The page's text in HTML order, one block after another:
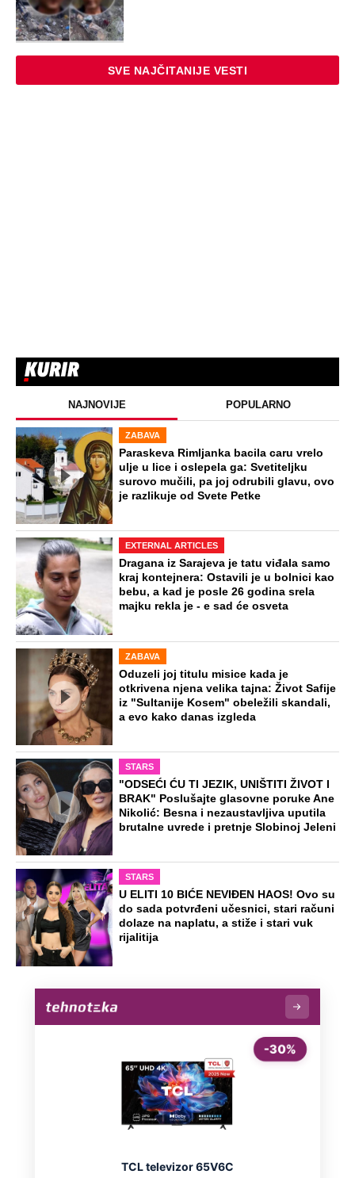
SVE NAJČITANIJE VESTI
NAJNOVIJE POPULARNO
ZABAVA
Paraskeva Rimljanka bacila caru vrelo
ulje u lice i oslepela ga: Svetiteljku
surovo mučili, pa joj odrubili glavu, ovo
je razlikuje od Svete Petke
EXTERNAL ARTICLES
Dragana iz Sarajeva je tatu viđala samo
kraj kontejnera: Ostavili je u bolnici kao
bebu, a kad je posle 26 godina srela
majku rekla je - e sad će osveta
ZABAVA
Oduzeli joj titulu misice kada je
otkrivena njena velika tajna: Život Safije
iz "Sultanije Kosem" obeležili skandali,
a evo kako danas izgleda
STARS
"ODSEĆI ĆU TI JEZIK, UNIŠTITI ŽIVOT I
BRAK" Poslušajte glasovne poruke Ane
Nikolić: Besna i nezaustavljiva uputila
brutalne uvrede i pretnje Slobinoj Jeleni
STARS
U ELITI 10 BIĆE NEVIĐEN HAOS! Ovo su
do sada potvrđeni učesnici, stari računi
dolaze na naplatu, a stiže i stari vuk
rijalitija